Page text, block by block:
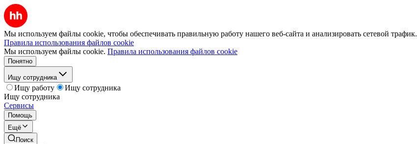
Мы используем файлы cookie, чтобы обеспечивать правильную работу нашего веб-сайта и анализировать сетевой трафик.
Правила использования файлов cookie
Мы используем файлы cookie. Правила использования файлов cookie
Понятно
Ищу сотрудника
Ищу работу
Ищу сотрудника
Ищу сотрудника
Сервисы
Помощь
Ещё
Поиск